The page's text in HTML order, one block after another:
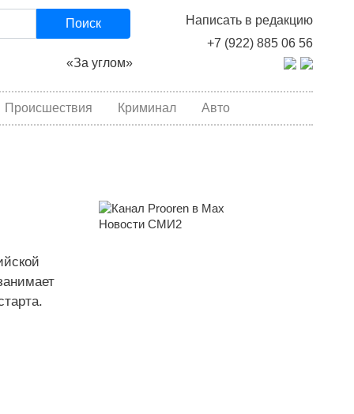
Написать в редакцию
+7 (922) 885 06 56
Поиск
«За углом»
Происшествия Криминал Авто
Новости СМИ2